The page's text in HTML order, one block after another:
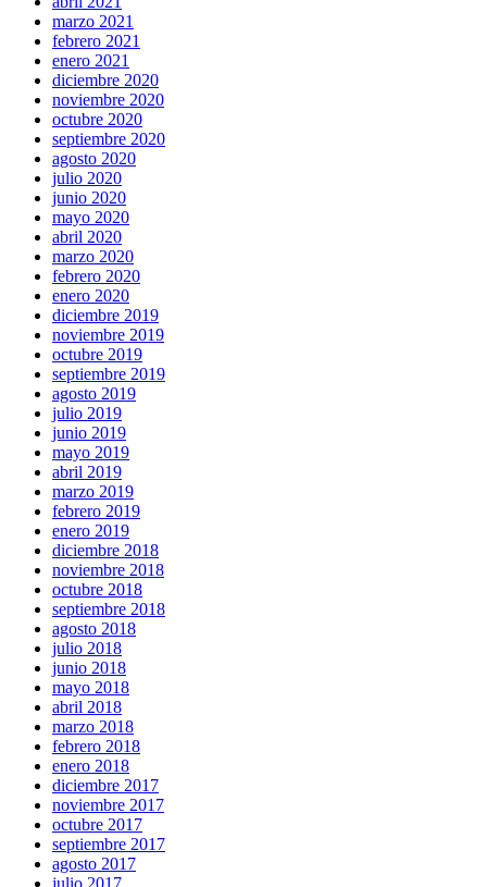
marzo 2021
febrero 2021
enero 2021
diciembre 2020
noviembre 2020
octubre 2020
septiembre 2020
agosto 2020
julio 2020
junio 2020
mayo 2020
abril 2020
marzo 2020
febrero 2020
enero 2020
diciembre 2019
noviembre 2019
octubre 2019
septiembre 2019
agosto 2019
julio 2019
junio 2019
mayo 2019
abril 2019
marzo 2019
febrero 2019
enero 2019
diciembre 2018
noviembre 2018
octubre 2018
septiembre 2018
agosto 2018
julio 2018
junio 2018
mayo 2018
abril 2018
marzo 2018
febrero 2018
enero 2018
diciembre 2017
noviembre 2017
octubre 2017
septiembre 2017
agosto 2017
julio 2017